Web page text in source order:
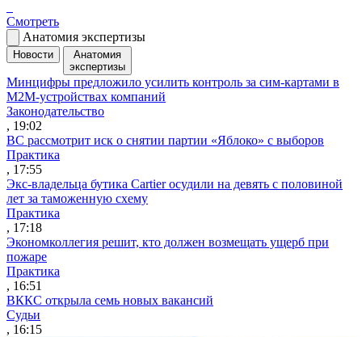
Смотреть
Анатомия экспертизы
Новости
Анатомия
экспертизы
Минцифры предложило усилить контроль за сим-картами в
M2M-устройствах компаний
Законодательство
, 19:02
ВС рассмотрит иск о снятии партии «Яблоко» с выборов
Практика
, 17:55
Экс-владельца бутика Cartier осудили на девять с половиной
лет за таможенную схему
Практика
, 17:18
Экономколлегия решит, кто должен возмещать ущерб при
пожаре
Практика
, 16:51
ВККС открыла семь новых вакансий
Судьи
, 16:15